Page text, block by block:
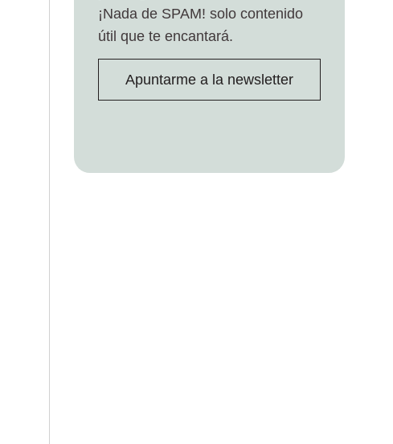
¡Nada de SPAM! solo contenido
útil que te encantará.
Apuntarme a la newsletter